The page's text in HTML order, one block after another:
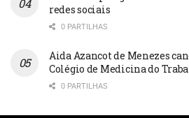
redes sociais
0 PARTILHAS
Aida Azancot de Menezes
Colégio de Medicina do
0 PARTILHAS